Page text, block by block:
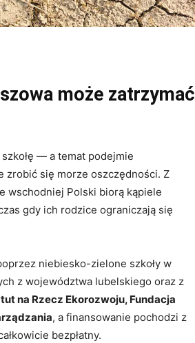
może zatrzymać
szkołę — a temat podejmie
zrobić się morze oszczędności. Z
wschodniej Polski biorą kąpiele
gdy ich rodzice ograniczają się
niebiesko-zielone szkoły w
z województwa lubelskiego oraz z
na Rzecz Ekorozwoju, Fundacja
, a finansowanie pochodzi z
bezpłatny.